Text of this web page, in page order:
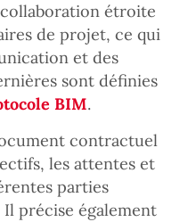
étroite
de projet, ce qui
et des
sont définies
BIM.
contractuel
les attentes et
parties
précise également